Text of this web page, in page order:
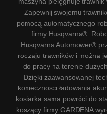
maszyna pielęgnuje
Zapewnij swojemu
pomocą automatycznego
firmy Husqvarna®.
Husqvarna Automower®
rodzaju trawników i można
do pracy na terenie
Dzięki zaawansowanej
konieczności ładowania
kosiarka sama powróci do
koszący firmy GARDENA